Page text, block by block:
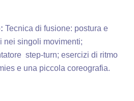
Tecnica di fusione: postura e
nei singoli movimenti;
step-turn; esercizi di ritmo
e una piccola coreografia.